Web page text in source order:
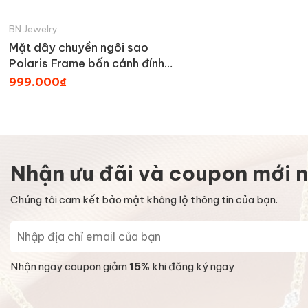
BN Jewelry
Mặt dây chuyền ngôi sao
Polaris Frame bốn cánh đính
đá moissanite BN JEWELRY
999.000₫
Nhận ưu đãi và coupon mới
Chúng tôi cam kết bảo mật không lộ thông tin của bạn.
Nhận ngay coupon giảm15% khi đăng ký ngay